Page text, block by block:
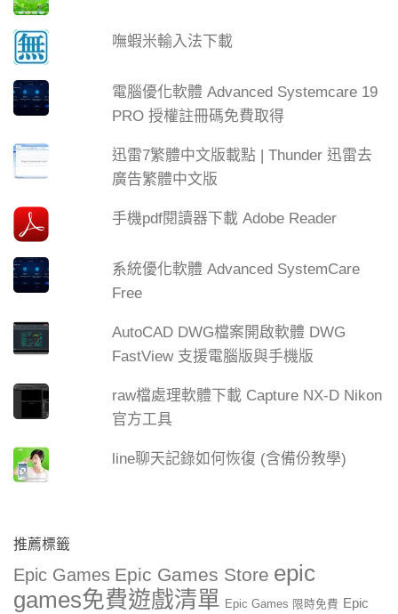
嘸蝦米輸入法下載
電腦優化軟體 Advanced Systemcare 19
PRO 授權註冊碼免費取得
迅雷7繁體中文版載點 | Thunder 迅雷去
廣告繁體中文版
手機pdf閱讀器下載 Adobe Reader
系統優化軟體 Advanced SystemCare
Free
AutoCAD DWG檔案開啟軟體 DWG
FastView 支援電腦版與手機版
raw檔處理軟體下載 Capture NX-D Nikon
官方工具
line聊天記錄如何恢復 (含備份教學)
推薦標籤
Epic Games Epic Games Store epic
games免費遊戲清單 Epic Games 限時免費 Epic